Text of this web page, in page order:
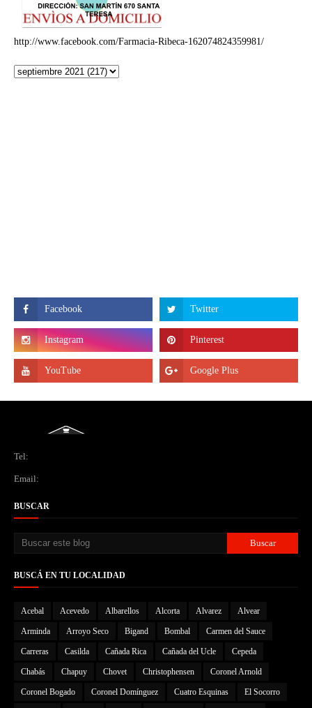
http://www.facebook.com/Farmacia-Ribeca-162074824359981/
Tel:
Email:
BUSCAR
BUSCÁ EN TU LOCALIDAD
Acebal Acevedo Albarellos Alcorta Alvarez Alvear
Arminda Arroyo Seco Bigand Bombal Carmen del Sauce
Carreras Casilda Cañada Rica Cañada del Ucle Cepeda
Chabás Chapuy Chovet Christophensen Coronel Arnold
Coronel Bogado Coronel Domínguez Cuatro Esquinas El Socorro